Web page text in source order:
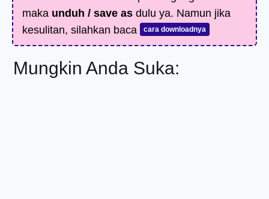
maka unduh / save as dulu ya. Namun jika
kesulitan, silahkan baca
cara downloadnya
Mungkin Anda Suka: